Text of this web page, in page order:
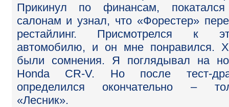
Прикинул по финансам,
салонам и узнал, что «Форестер»
рестайлинг. Присмотрелся к
автомобилю, и он мне понравился.
были сомнения. Я поглядывал на
Honda CR-V. Но после тест-
определился окончательно –
«Лесник».